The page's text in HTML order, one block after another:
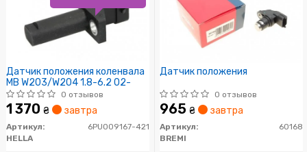
Датчик положения коленвала
MB W203/W204 1.8-6.2 02-
0 отзывов
1 370 ₴ завтра
Артикул:
6PU009167-421
HELLA
Датчик положения
0 отзывов
965 ₴ завтра
Артикул:
60168
BREMI